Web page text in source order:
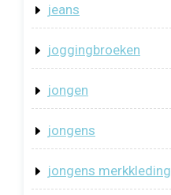
jeans
joggingbroeken
jongen
jongens
jongens merkkleding